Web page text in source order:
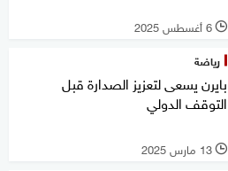
l 6 أغسطس 2025
رياضة
بايرن يسعى لتعزيز الصدارة قبل
التوقف الدولي
l 13 مارس 2025